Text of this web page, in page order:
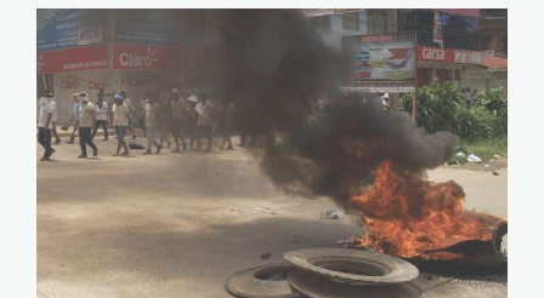
conflictos madre de
dios